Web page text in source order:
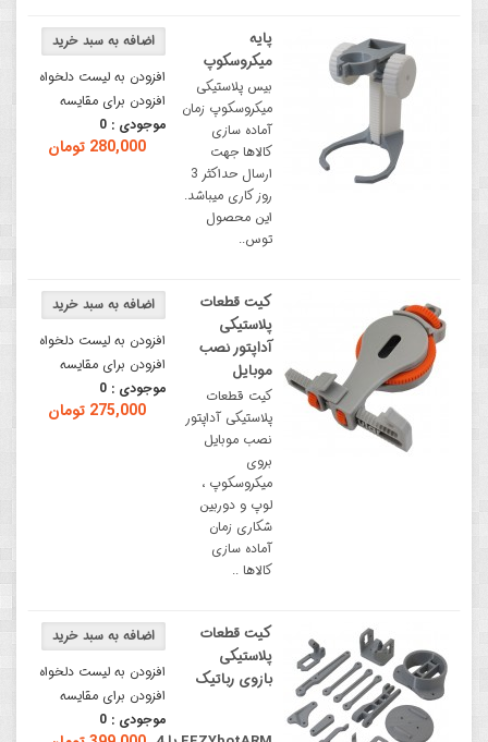
افزودن به لیست دلخواه
افزودن برای مقایسه
موجودی : 0
280,000 تومان
پایه
میکروسکوپ
بیس پلاستیکی
میکروسکوپ زمان
آماده سازی
کالاها جهت
ارسال حداکثر 3
روز کاری میباشد.
این محصول
توس..
افزودن به لیست دلخواه
افزودن برای مقایسه
موجودی : 0
275,000 تومان
کیت قطعات
پلاستیکی
آداپتور نصب
موبایل
کیت قطعات
پلاستیکی آداپتور
نصب موبایل
بروی
میکروسکوپ ،
لوپ و دوربین
شکاری زمان
آماده سازی
کالاها ..
افزودن به لیست دلخواه
افزودن برای مقایسه
موجودی : 0
کیت قطعات
پلاستیکی
بازوی رباتیک